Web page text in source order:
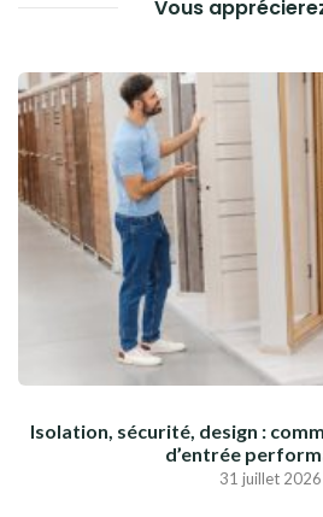
Vous
Isolation, sécurité, design :
d’entrée
31 juillet 2026